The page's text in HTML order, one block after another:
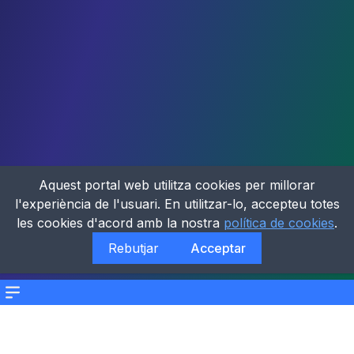
Menu
Aquest portal web utilitza cookies per millorar
l'experiència de l'usuari. En utilitzar-lo, accepteu totes
les cookies d'acord amb la nostra política de cookies.
Rebutjar
Acceptar